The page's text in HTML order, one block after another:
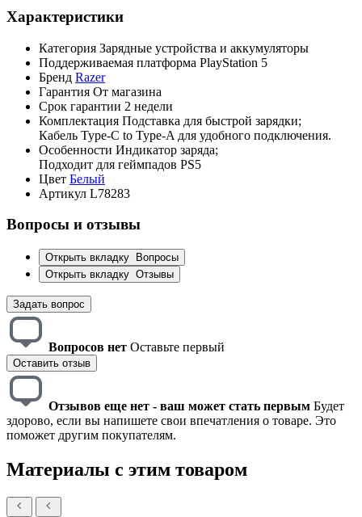
Характеристики
Категория Зарядные устройства и аккумуляторы
Поддерживаемая платформа PlayStation 5
Бренд Razer
Гарантия От магазина
Срок гарантии 2 недели
Комплектация Подставка для быстрой зарядки;
Кабель Type-C to Type-A для удобного подключения.
Особенности Индикатор заряда;
Подходит для геймпадов PS5
Цвет Белый
Артикул L78283
Вопросы и отзывы
Открыть вкладку
Вопросы
Открыть вкладку Отзывы
Задать вопрос
Вопросов нет Оставьте первый
Оставить отзыв
Отзывов еще нет - ваш может стать первым Будет
здорово, если вы напишете свои впечатления о товаре. Это
поможет другим покупателям.
Материалы с этим товаром